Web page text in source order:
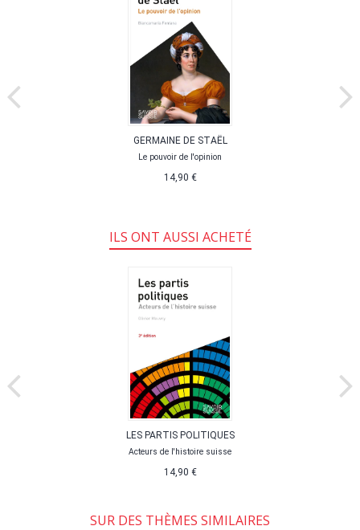
GERMAINE DE STAËL
Le pouvoir de l'opinion
14,90 €
ILS ONT AUSSI ACHETÉ
LES PARTIS POLITIQUES
Acteurs de l'histoire suisse
14,90 €
SUR DES THÈMES SIMILAIRES